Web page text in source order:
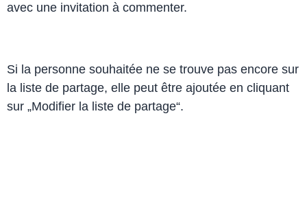
avec une invitation à commenter.
Si la personne souhaitée ne se trouve pas encore sur
la liste de partage, elle peut être ajoutée en cliquant
sur „Modifier la liste de partage“.